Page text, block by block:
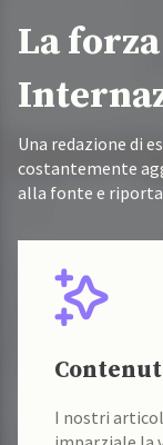
La
Una redazione di
costantemente
alla fonte e
I nostri